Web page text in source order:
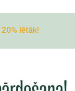
20% lētāk!